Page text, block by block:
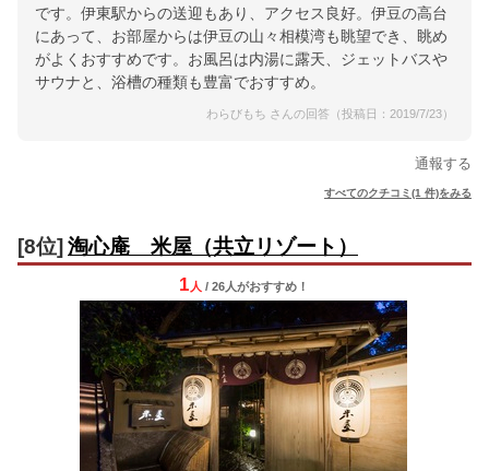
です。伊東駅からの送迎もあり、アクセス良好。伊豆の高台
にあって、お部屋からは伊豆の山々相模湾も眺望でき、眺め
がよくおすすめです。お風呂は内湯に露天、ジェットバスや
サウナと、浴槽の種類も豊富でおすすめ。
わらびもち さんの回答（投稿日：2019/7/23）
通報する
すべてのクチコミ(1 件)をみる
[8位] 淘心庵 米屋（共立リゾート）
1 人 / 26人がおすすめ！